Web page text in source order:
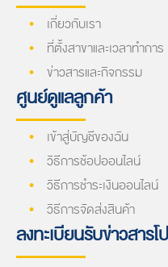
เกี่ยวกับเรา
ที่ตั้งสาขาและเวลาทำการ
ข่าวสารและกิจกรรม
ศูนย์ดูแลลูกค้า
เข้าสู่บัญชีของฉัน
วิธีการช้อปออนไลน์
วิธีการชำระเงินออนไลน์
วิธีการจัดส่งสินค้า
ลงทะเบียนรับข่าวสาร